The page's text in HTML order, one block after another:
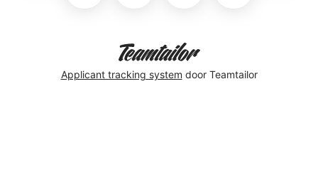
Applicant tracking system door Teamtailor